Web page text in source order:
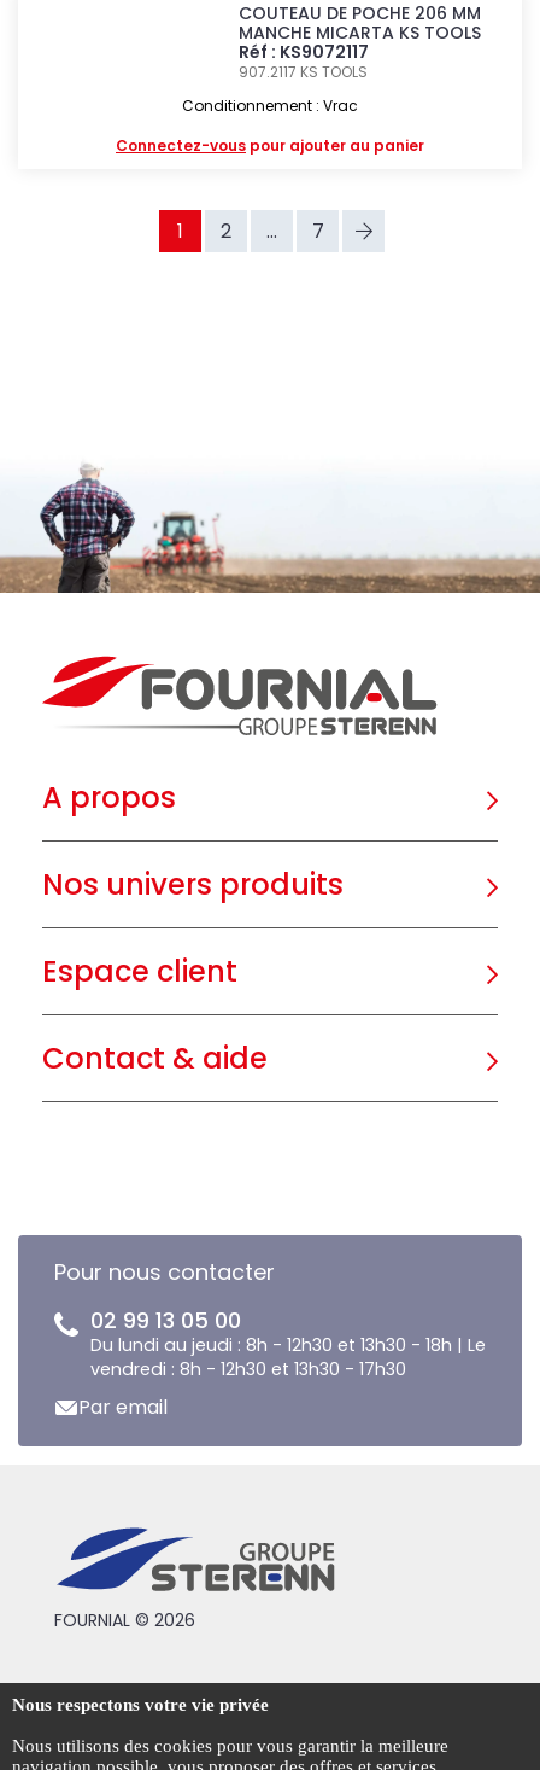
COUTEAU DE POCHE 206 MM
MANCHE MICARTA KS TOOLS
Réf : KS9072117
907.2117 KS TOOLS
Conditionnement : Vrac
Connectez-vous pour ajouter au panier
1 2 ... 7
A propos
Nos univers produits
Espace client
Contact & aide
Pour nous contacter
02 99 13 05 00
Du lundi au jeudi : 8h - 12h30 et 13h30 - 18h | Le
vendredi : 8h - 12h30 et 13h30 - 17h30
Par email
FOURNIAL © 2026
Conditions générales de vente
Mentions légales
Nous respectons votre vie privée
Nous utilisons des cookies pour vous garantir la meilleure